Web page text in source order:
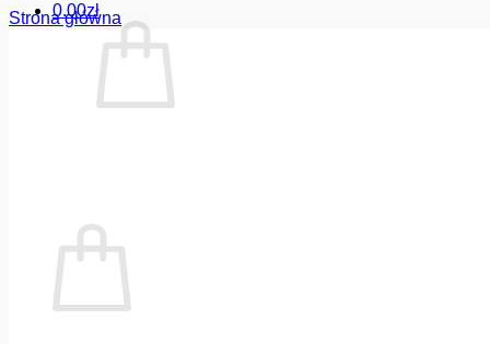
0.00zł
Strona główna